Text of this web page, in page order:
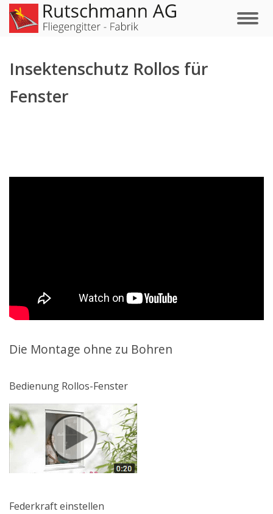
Insektenschutz Rollos für
Fenster
Die Montage ohne zu Bohren
Bedienung Rollos-Fenster
Federkraft einstellen